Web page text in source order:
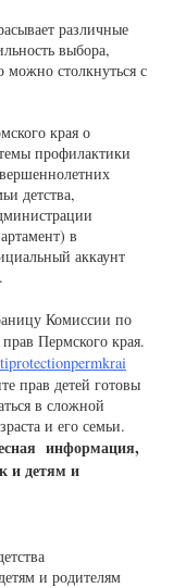
различные
выбора,
можно столкнуться с
края о
профилактики
детства,
в
аккаунт
Комиссии по
Пермского края.
прав детей готовы
в сложной
и его семьи.
информация,
и детям и
и родителям